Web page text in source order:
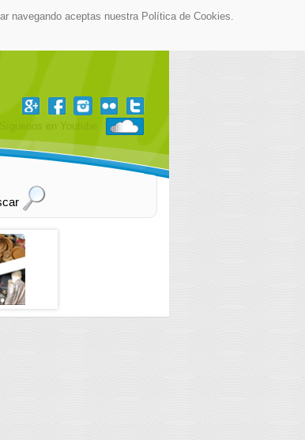
navegando aceptas nuestra Política de Cookies.